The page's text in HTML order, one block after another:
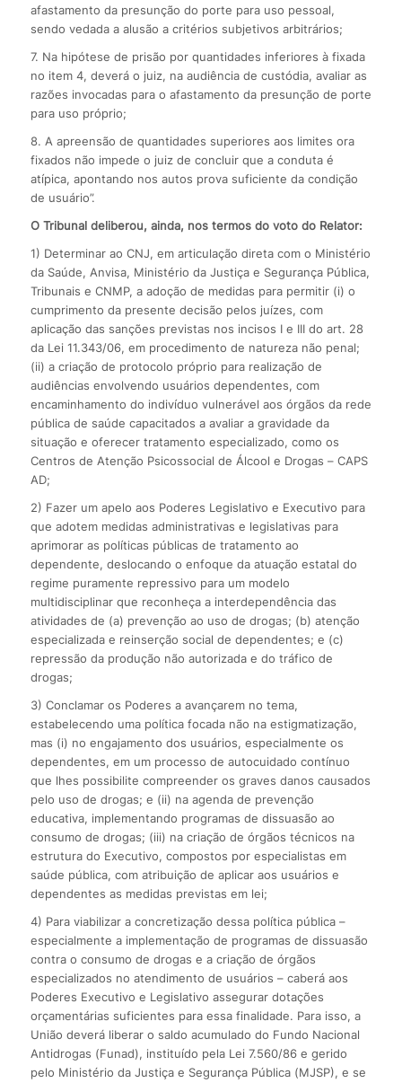
afastamento da presunção do porte para uso pessoal,
sendo vedada a alusão a critérios subjetivos arbitrários;
7. Na hipótese de prisão por quantidades inferiores à fixada
no item 4, deverá o juiz, na audiência de custódia, avaliar as
razões invocadas para o afastamento da presunção de porte
para uso próprio;
8. A apreensão de quantidades superiores aos limites ora
fixados não impede o juiz de concluir que a conduta é
atípica, apontando nos autos prova suficiente da condição
de usuário”.
O Tribunal deliberou, ainda, nos termos do voto do Relator:
1) Determinar ao CNJ, em articulação direta com o Ministério
da Saúde, Anvisa, Ministério da Justiça e Segurança Pública,
Tribunais e CNMP, a adoção de medidas para permitir (i) o
cumprimento da presente decisão pelos juízes, com
aplicação das sanções previstas nos incisos I e III do art. 28
da Lei 11.343/06, em procedimento de natureza não penal;
(ii) a criação de protocolo próprio para realização de
audiências envolvendo usuários dependentes, com
encaminhamento do indivíduo vulnerável aos órgãos da rede
pública de saúde capacitados a avaliar a gravidade da
situação e oferecer tratamento especializado, como os
Centros de Atenção Psicossocial de Álcool e Drogas – CAPS
AD;
2) Fazer um apelo aos Poderes Legislativo e Executivo para
que adotem medidas administrativas e legislativas para
aprimorar as políticas públicas de tratamento ao
dependente, deslocando o enfoque da atuação estatal do
regime puramente repressivo para um modelo
multidisciplinar que reconheça a interdependência das
atividades de (a) prevenção ao uso de drogas; (b) atenção
especializada e reinserção social de dependentes; e (c)
repressão da produção não autorizada e do tráfico de
drogas;
3) Conclamar os Poderes a avançarem no tema,
estabelecendo uma política focada não na estigmatização,
mas (i) no engajamento dos usuários, especialmente os
dependentes, em um processo de autocuidado contínuo
que lhes possibilite compreender os graves danos causados
pelo uso de drogas; e (ii) na agenda de prevenção
educativa, implementando programas de dissuasão ao
consumo de drogas; (iii) na criação de órgãos técnicos na
estrutura do Executivo, compostos por especialistas em
saúde pública, com atribuição de aplicar aos usuários e
dependentes as medidas previstas em lei;
4) Para viabilizar a concretização dessa política pública –
especialmente a implementação de programas de dissuasão
contra o consumo de drogas e a criação de órgãos
especializados no atendimento de usuários – caberá aos
Poderes Executivo e Legislativo assegurar dotações
orçamentárias suficientes para essa finalidade. Para isso, a
União deverá liberar o saldo acumulado do Fundo Nacional
Antidrogas (Funad), instituído pela Lei 7.560/86 e gerido
pelo Ministério da Justiça e Segurança Pública (MJSP), e se